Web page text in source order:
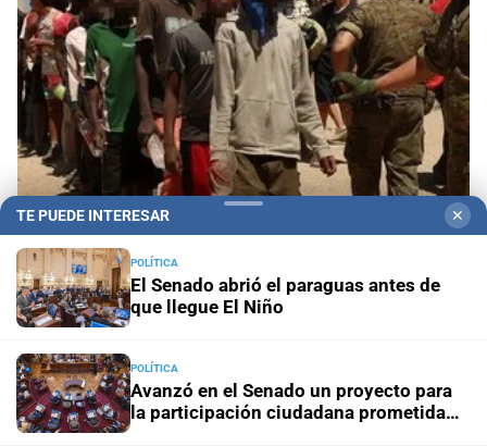
La crisis migratoria que desafía a España y a
Europa
TE PUEDE INTERESAR ✕
POLÍTICA
El Senado abrió el paraguas antes de
que llegue El Niño
POLÍTICA
Avanzó en el Senado un proyecto para
la participación ciudadana prometida